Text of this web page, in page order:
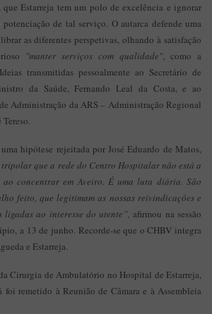
que Estarreja tem um polo de excelência e ignorar
de tal serviço. O autarca defende uma
as diferentes perspetivas, olhando à satisfação
"manter serviços com qualidade", como a
transmitidas pessoalmente ao Secretário de
da Saúde, Fernando Leal da Costa, e ao
Administração da ARS – Administração Regional
hipótese rejeitada por José Eduardo de Matos,
tripolar que a rede do Centro Hospitalar não está a
concentrar em Aveiro. É uma luta diária. São
feito, que legitimam as nossas reivindicações e
ligadas ao interesse do utente”, afirmou na sessão
a 13 de junho. Recorde-se que o CHBV integra
e Estarreja.
Cirurgia de Ambulatório no Hospital de Estarreja,
foi remetido à Reunião de Câmara e à Assembleia